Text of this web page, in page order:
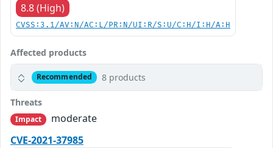
8.8 (High)
CVSS:3.1/AV:N/AC:L/PR:N/UI:R/S:U/C:H/I:H/A:H
Affected products
Recommended 8 products
Threats
Impact
moderate
CVE-2021-37985